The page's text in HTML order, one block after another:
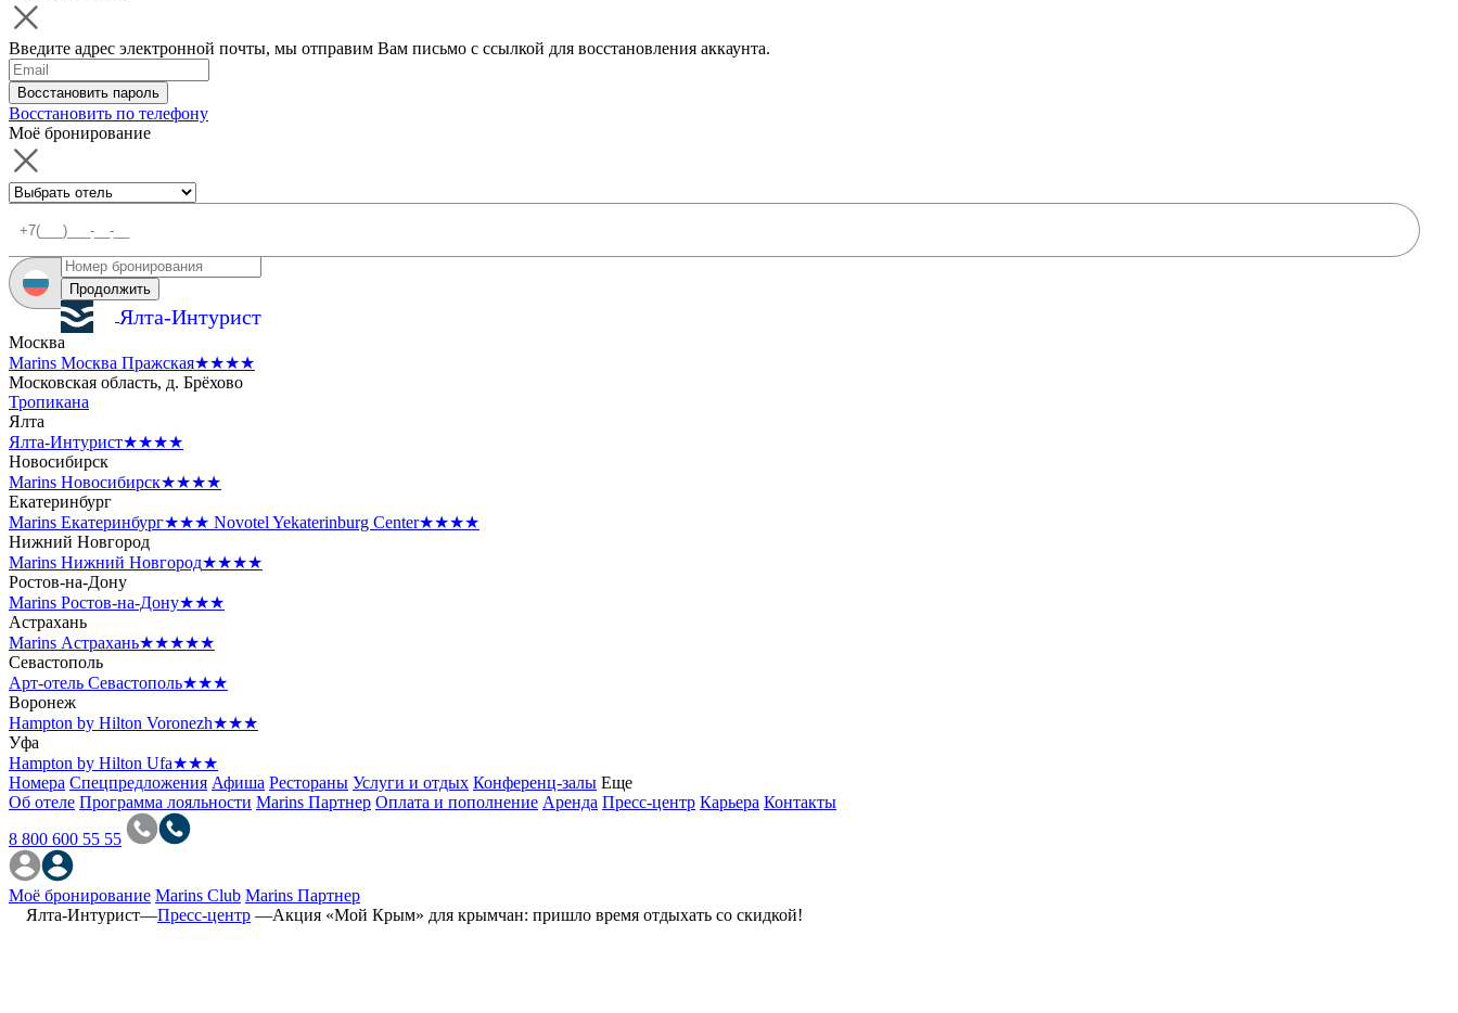
Введите адрес электронной почты, мы отправим Вам письмо с ссылкой для восстановления аккаунта.
Восстановить пароль
Восстановить по телефону
Моё бронирование
Продолжить
Ялта-Интурист
Москва
Marins Москва Пражская★★★★
Московская область, д. Брёхово
Тропикана
Ялта
Ялта-Интурист★★★★
Новосибирск
Marins Новосибирск★★★★
Екатеринбург
Marins Екатеринбург★★★ Novotel Yekaterinburg Center★★★★
Нижний Новгород
Marins Нижний Новгород★★★★
Ростов-на-Дону
Marins Ростов-на-Дону★★★
Астрахань
Marins Астрахань★★★★★
Севастополь
Арт-отель Севастополь★★★
Воронеж
Hampton by Hilton Voronezh★★★
Уфа
Hampton by Hilton Ufa★★★
Номера Спецпредложения Афиша Рестораны Услуги и отдых Конференц-залы Еще
Об отеле Программа лояльности Marins Партнер Оплата и пополнение Аренда Пресс-центр Карьера Контакты
8 800 600 55 55
Моё бронирование Marins Club Marins Партнер
Ялта-Интурист—Пресс-центр —Акция «Мой Крым» для крымчан: пришло время отдыхать со скидкой!